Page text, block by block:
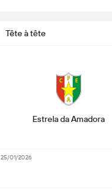
Tête à tête
Estrela da Amadora
25/01/2026